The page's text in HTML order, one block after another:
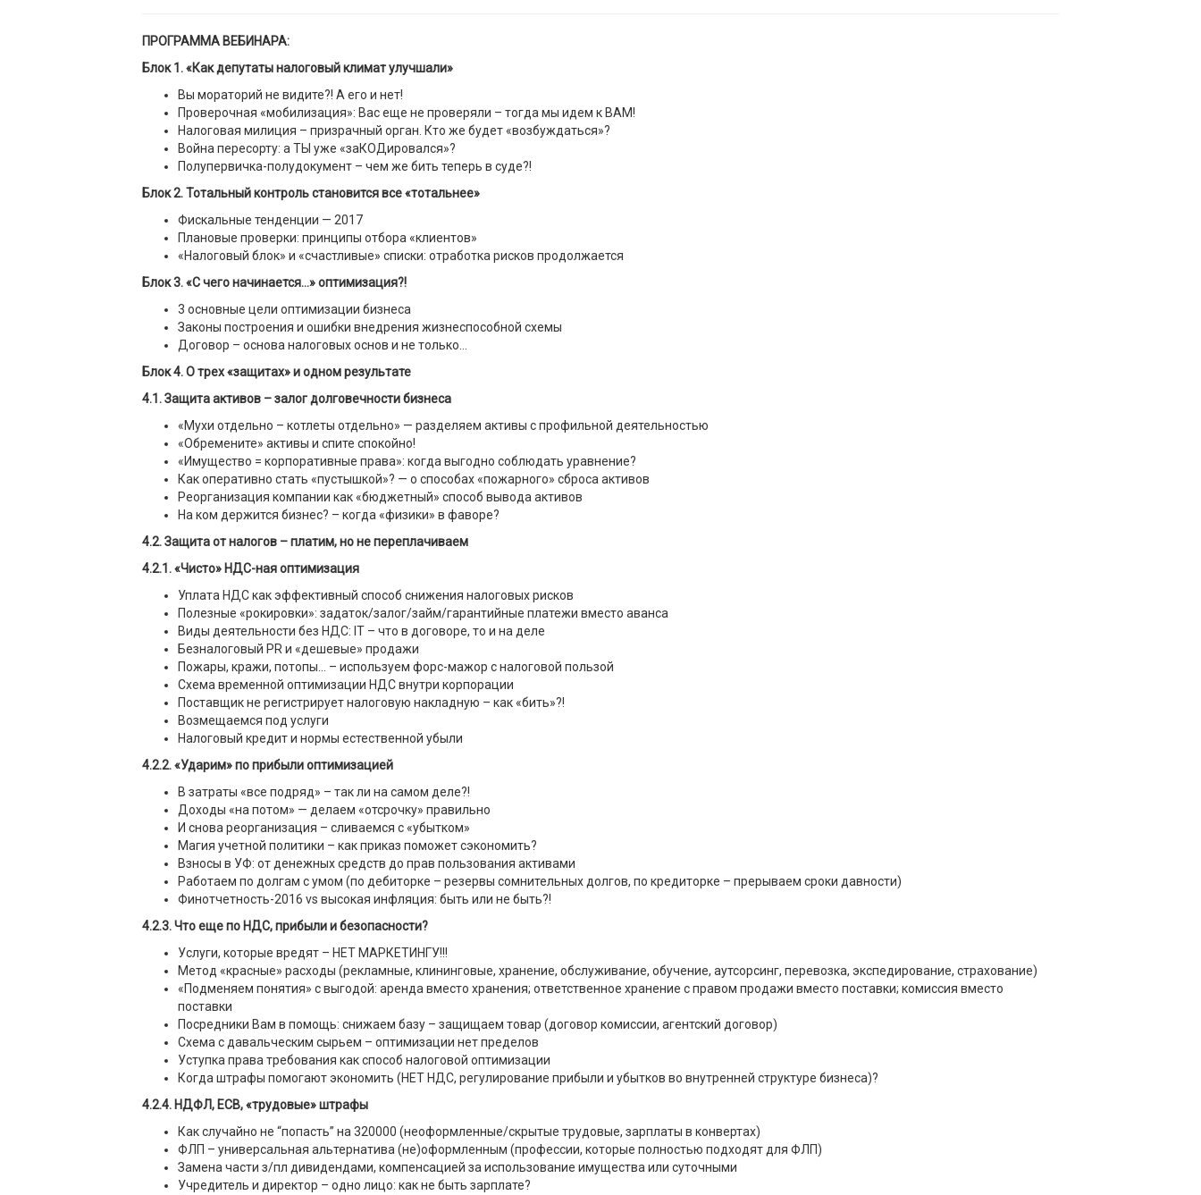
ПРОГРАММА ВЕБИНАРА:
Блок 1. «Как депутаты налоговый климат улучшали»
Вы мораторий не видите?! А его и нет!
Проверочная «мобилизация»: Вас еще не проверяли – тогда мы идем к ВАМ!
Налоговая милиция – призрачный орган. Кто же будет «возбуждаться»?
Война пересорту: а ТЫ уже «заКОДировался»?
Полупервичка-полудокумент – чем же бить теперь в суде?!
Блок 2. Тотальный контроль становится все «тотальнее»
Фискальные тенденции — 2017
Плановые проверки: принципы отбора «клиентов»
«Налоговый блок» и «счастливые» списки: отработка рисков продолжается
Блок 3. «С чего начинается…» оптимизация?!
3 основные цели оптимизации бизнеса
Законы построения и ошибки внедрения жизнеспособной схемы
Договор – основа налоговых основ и не только…
Блок 4. О трех «защитах» и одном результате
4.1. Защита активов – залог долговечности бизнеса
«Мухи отдельно – котлеты отдельно» — разделяем активы с профильной деятельностью
«Обремените» активы и спите спокойно!
«Имущество = корпоративные права»: когда выгодно соблюдать уравнение?
Как оперативно стать «пустышкой»? — о способах «пожарного» сброса активов
Реорганизация компании как «бюджетный» способ вывода активов
На ком держится бизнес? – когда «физики» в фаворе?
4.2. Защита от налогов – платим, но не переплачиваем
4.2.1. «Чисто» НДС-ная оптимизация
Уплата НДС как эффективный способ снижения налоговых рисков
Полезные «рокировки»: задаток/залог/займ/гарантийные платежи вместо аванса
Виды деятельности без НДС: ІТ – что в договоре, то и на деле
Безналоговый PR и «дешевые» продажи
Пожары, кражи, потопы… – используем форс-мажор с налоговой пользой
Схема временной оптимизации НДС внутри корпорации
Поставщик не регистрирует налоговую накладную – как «бить»?!
Возмещаемся под услуги
Налоговый кредит и нормы естественной убыли
4.2.2. «Ударим» по прибыли оптимизацией
В затраты «все подряд» – так ли на самом деле?!
Доходы «на потом» — делаем «отсрочку» правильно
И снова реорганизация – сливаемся с «убытком»
Магия учетной политики – как приказ поможет сэкономить?
Взносы в УФ: от денежных средств до прав пользования активами
Работаем по долгам с умом (по дебиторке – резервы сомнительных долгов, по кредиторке – прерываем сроки давности)
Финотчетность-2016 vs высокая инфляция: быть или не быть?!
4.2.3. Что еще по НДС, прибыли и безопасности?
Услуги, которые вредят – НЕТ МАРКЕТИНГУ!!!
Метод «красные» расходы (рекламные, клининговые, хранение, обслуживание, обучение, аутсорсинг, перевозка, экспедирование, страхование)
«Подменяем понятия» с выгодой: аренда вместо хранения; ответственное хранение с правом продажи вместо поставки; комиссия вместо
поставки
Посредники Вам в помощь: снижаем базу – защищаем товар (договор комиссии, агентский договор)
Схема с давальческим сырьем – оптимизации нет пределов
Уступка права требования как способ налоговой оптимизации
Когда штрафы помогают экономить (НЕТ НДС, регулирование прибыли и убытков во внутренней структуре бизнеса)?
4.2.4. НДФЛ, ЕСВ, «трудовые» штрафы
Как случайно не “попасть” на 320000 (неоформленные/скрытые трудовые, зарплаты в конвертах)
ФЛП – универсальная альтернатива (не)оформленным (профессии, которые полностью подходят для ФЛП)
Замена части з/пл дивидендами, компенсацией за использование имущества или суточными
Учредитель и директор – одно лицо: как не быть зарплате?